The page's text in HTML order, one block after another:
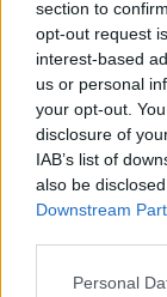
section to
opt-out request
interest-based
us or personal
your opt-out.
disclosure of
IAB’s list of
also be
Downstream
Personal